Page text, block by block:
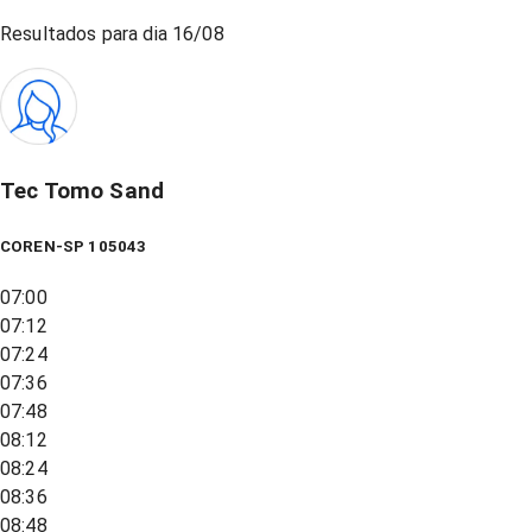
Resultados para dia 16/08
Tec Tomo Sand
COREN-SP 105043
07:00
07:12
07:24
07:36
07:48
08:12
08:24
08:36
08:48